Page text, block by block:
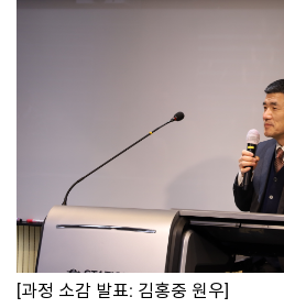
[과정 소감 발표: 김홍중 원우]